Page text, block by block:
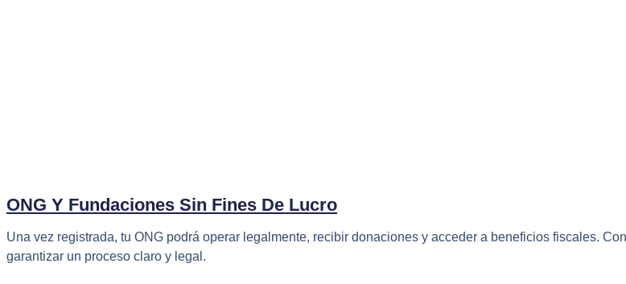
ONG Y Fundaciones Sin Fines De Lucro
Una vez registrada, tu ONG podrá operar legalmente, recibir donaciones y acceder a beneficios fiscales.
garantizar un proceso claro y legal.